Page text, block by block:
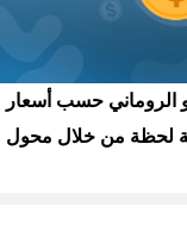
الروماني حسب أسعار
لحظة من خلال محول